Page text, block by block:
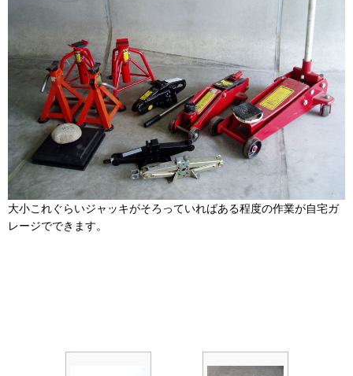
大小これぐらいジャッキがそろっていればある程度の作業が自宅ガ
レージでできます。